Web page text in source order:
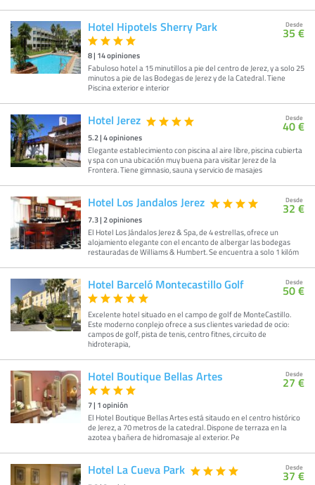
Hotel Hipotels Sherry Park
8| 14opiniones
Fabuloso hotel a 15 minutillos a pie del centro de Jerez, y a solo 25
minutos a pie de las Bodegas de Jerez y de la Catedral. Tiene
Piscina exterior e interior
Desde
35 €
Hotel Jerez
5.2|4opiniones
Elegante establecimiento con piscina al aire libre, piscina cubierta
y spa con una ubicación muy buena para visitar Jerez de la
Frontera. Tiene gimnasio, sauna y servicio de masajes
Desde
40 €
Hotel Los Jandalos Jerez
7.3|2opiniones
El Hotel Los Jándalos Jerez & Spa, de 4 estrellas, ofrece un
alojamiento elegante con el encanto de albergar las bodegas
restauradas de Williams & Humbert. Se encuentra a solo 1 kilóm
Desde
32 €
Hotel Barceló Montecastillo Golf
Excelente hotel situado en el campo de golf de MonteCastillo.
Este moderno conplejo ofrece a sus clientes variedad de ocio:
campos de golf, pista de tenis, centro fitnes, circuito de
hidroterapia,
Desde
50 €
Hotel Boutique Bellas Artes
7| 1opinión
El Hotel Boutique Bellas Artes está sitaudo en el centro histórico
de Jerez, a 70 metros de la catedral. Dispone de terraza en la
azotea y bañera de hidromasaje al exterior. Pe
Desde
27 €
Hotel La Cueva Park Desde
37 €